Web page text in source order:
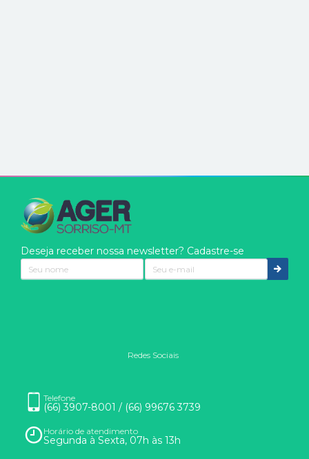
Deseja receber nossa newsletter? Cadastre-se
Redes Sociais
Telefone
(66) 3907-8001 / (66) 99676 3739
Horário de atendimento
Segunda à Sexta, 07h às 13h
Eles são usados para aprimorar a sua experiência. Ao clicar
em entendi ou continuar na página, você concorda com o uso
de cookies.
Saber mais